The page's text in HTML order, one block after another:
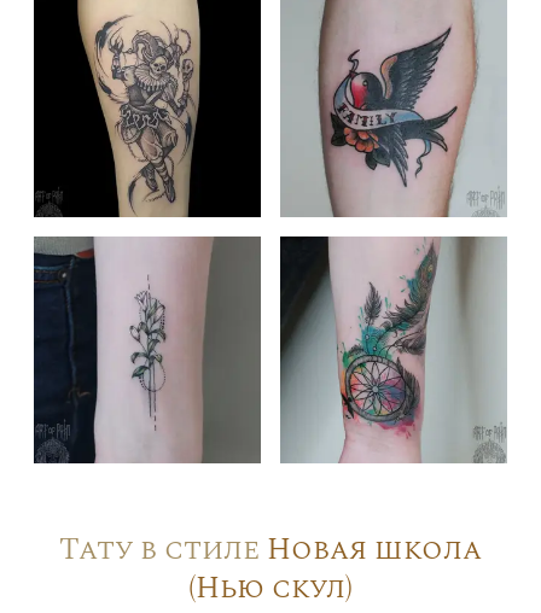
Тату в стиле Новая школа
(Нью скул)